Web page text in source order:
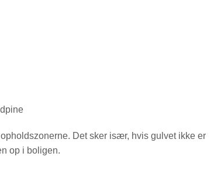
Det sker især, hvis gulvet ikke er
op i boligen.